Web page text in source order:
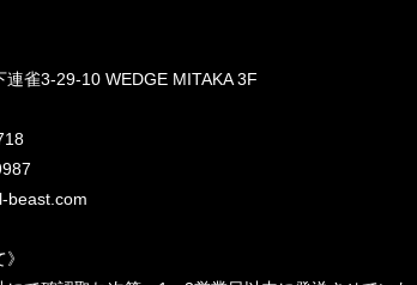
連雀3-29-10 WEDGE MITAKA 3F
beast.com